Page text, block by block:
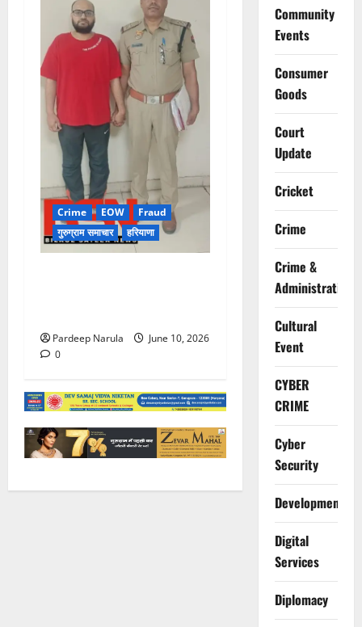
Crime EOW
Fraud
गुरुग्राम समाचार
हरियाणा
Pardeep Narula
June 10, 2026
0
Community
Events
Consumer
Goods
Court
Update
Cricket
Crime
Crime &
Administration
Cultural
Event
CYBER
CRIME
Cyber
Security
Development
Digital
Services
Diplomacy